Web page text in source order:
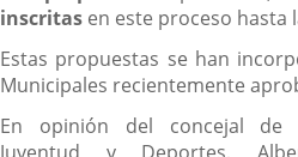
inscritas en este proceso hasta
Estas propuestas se han
Municipales recientemente
En opinión del concejal de